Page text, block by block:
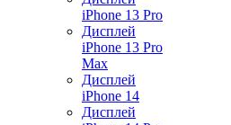
iPhone 13 Pro
Дисплей
iPhone 13 Pro
Max
Дисплей
iPhone 14
Дисплей